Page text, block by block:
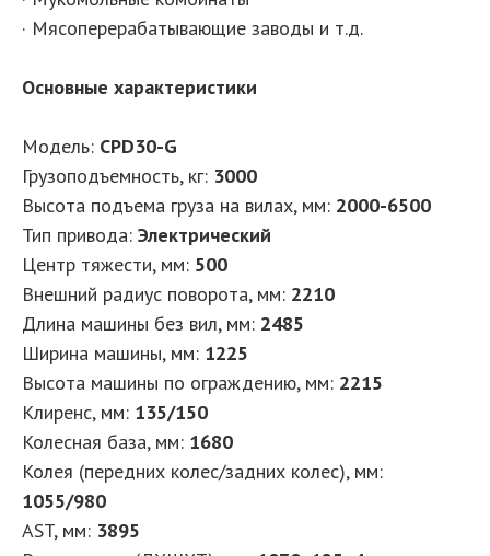
· Мясоперерабатывающие заводы и т.д.
Основные характеристики
Модель: CPD30-G
Грузоподъемность, кг: 3000
Высота подъема груза на вилах, мм: 2000-6500
Тип привода: Электрический
Центр тяжести, мм: 500
Внешний радиус поворота, мм: 2210
Длина машины без вил, мм: 2485
Ширина машины, мм: 1225
Высота машины по ограждению, мм: 2215
Клиренс, мм: 135/150
Колесная база, мм: 1680
Колея (передних колес/задних колес), мм:
1055/980
AST, мм: 3895